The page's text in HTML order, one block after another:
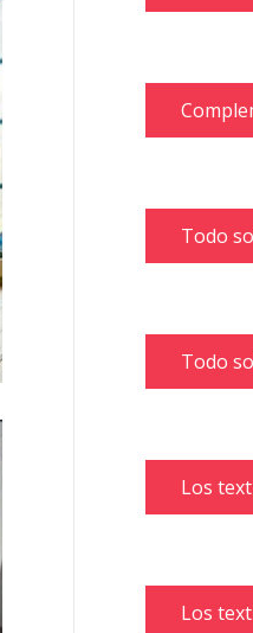
Todo
Todo
Los
Los